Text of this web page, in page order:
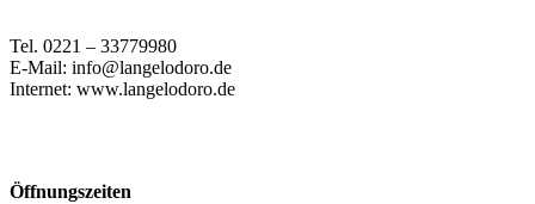
Tel. 0221 – 33779980
E-Mail: info@langelodoro.de
Internet: www.langelodoro.de
Öffnungszeiten